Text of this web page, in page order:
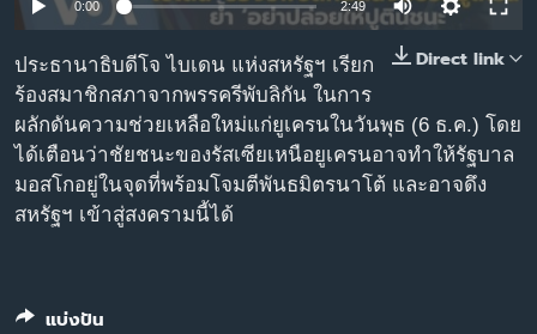
เรียนรู้ภาษาอังกฤษ
พอดคาสต์
ติดตามเรา
0:00 2:49
Direct link
ประธานาธิบดีโจ ไบเดน แห่งสหรัฐฯ เรียก
ร้องสมาชิกสภาจากพรรครีพับลิกัน ในการ
ผลักดันความช่วยเหลือใหม่แก่ยูเครนในวันพุธ (6 ธ.ค.) โดย
ได้เตือนว่าชัยชนะของรัสเซียเหนือยูเครนอาจทำให้รัฐบาล
มอสโกอยู่ในจุดที่พร้อมโจมตีพันธมิตรนาโต้ และอาจดึง
สหรัฐฯ เข้าสู่สงครามนี้ได้
แบ่งปัน